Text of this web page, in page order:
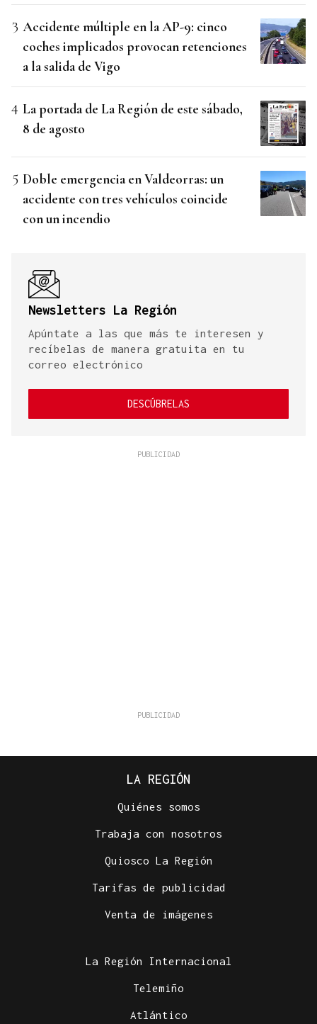
Accidente múltiple en la AP-9: cinco
coches implicados provocan retenciones
a la salida de Vigo
La portada de La Región de este sábado,
8 de agosto
Doble emergencia en Valdeorras: un
accidente con tres vehículos coincide
con un incendio
Newsletters La Región
Apúntate a las que más te interesen y
recíbelas de manera gratuita en tu
correo electrónico
DESCÚBRELAS
LA REGIÓN
Quiénes somos
Trabaja con nosotros
Quiosco La Región
Tarifas de publicidad
Venta de imágenes
La Región Internacional
Telemiño
Atlántico